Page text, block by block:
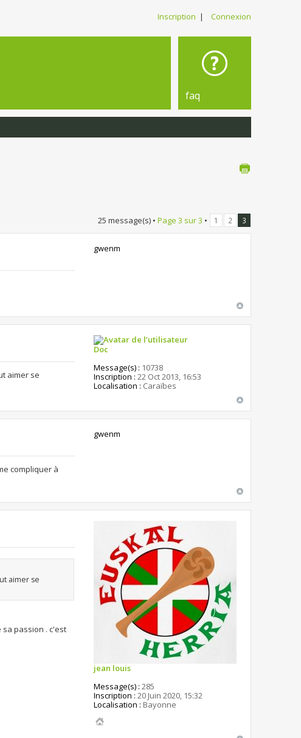
Inscription | Connexion
faq
25 message(s) • Page 3 sur3 • 1 2 3
gwenm
aimer se
Doc
Message(s) : 10738
Inscription : 22 Oct 2013, 16:53
Localisation : Caraïbes
compliquer à
gwenm
aimer se
passion . c'est
jean louis
Message(s) : 285
Inscription : 20 Juin 2020, 15:32
Localisation : Bayonne